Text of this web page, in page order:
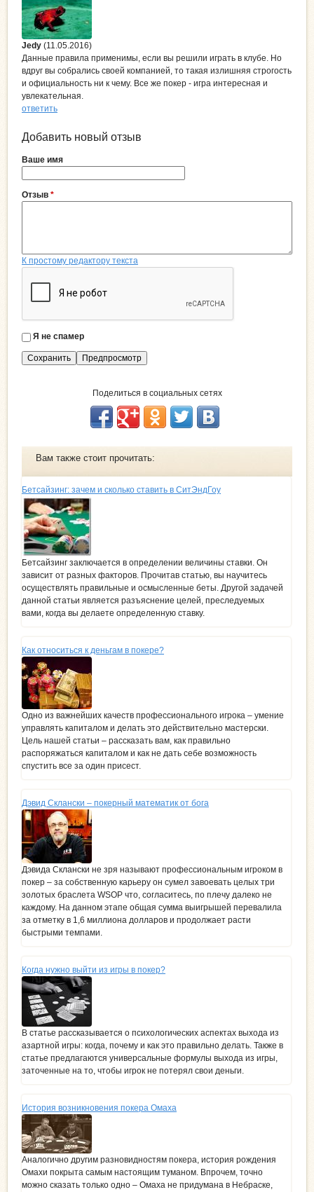
Jedy (11.05.2016)
Данные правила применимы, если вы решили играть в клубе. Но
вдруг вы собрались своей компанией, то такая излишняя строгость
и официальность ни к чему. Все же покер - игра интересная и
увлекательная.
ответить
Добавить новый отзыв
Ваше имя
Отзыв *
К простому редактору текста
Я
с
Я не спамер
Поделиться в социальных сетях
Вам также стоит прочитать:
Бетсайзинг: зачем и сколько ставить в СитЭндГоу
Бетсайзинг заключается в определении величины ставки. Он
зависит от разных факторов. Прочитав статью, вы научитесь
осуществлять правильные и осмысленные беты. Другой задачей
данной статьи является разъяснение целей, преследуемых
вами, когда вы делаете определенную ставку.
Как относиться к деньгам в покере?
Одно из важнейших качеств профессионального игрока – умение
управлять капиталом и делать это действительно мастерски.
Цель нашей статьи – рассказать вам, как правильно
распоряжаться капиталом и как не дать себе возможность
спустить все за один присест.
Дэвид Склански – покерный математик от бога
Дэвида Склански не зря называют профессиональным игроком в
покер – за собственную карьеру он сумел завоевать целых три
золотых браслета WSOP что, согласитесь, по плечу далеко не
каждому. На данном этапе общая сумма выигрышей перевалила
за отметку в 1,6 миллиона долларов и продолжает расти
быстрыми темпами.
Когда нужно выйти из игры в покер?
В статье рассказывается о психологических аспектах выхода из
азартной игры: когда, почему и как это правильно делать. Также в
статье предлагаются универсальные формулы выхода из игры,
заточенные на то, чтобы игрок не потерял свои деньги.
История возникновения покера Омаха
Аналогично другим разновидностям покера, история рождения
Омахи покрыта самым настоящим туманом. Впрочем, точно
можно сказать только одно – Омаха не придумана в Небраске,